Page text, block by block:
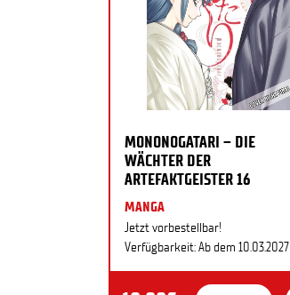
MONONOGATARI – DIE
WÄCHTER DER
ARTEFAKTGEISTER 16
MANGA
Jetzt vorbestellbar!
Verfügbarkeit: Ab dem 10.03.2027